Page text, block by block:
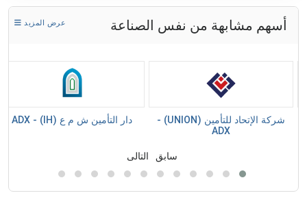
أسهم مشابهة من نفس الصناعة عرض المزيد
شركة الإتحاد للتأمين (UNION) -
ADX
دار التأمين ش م ع (IH) - ADX
سابق التالى